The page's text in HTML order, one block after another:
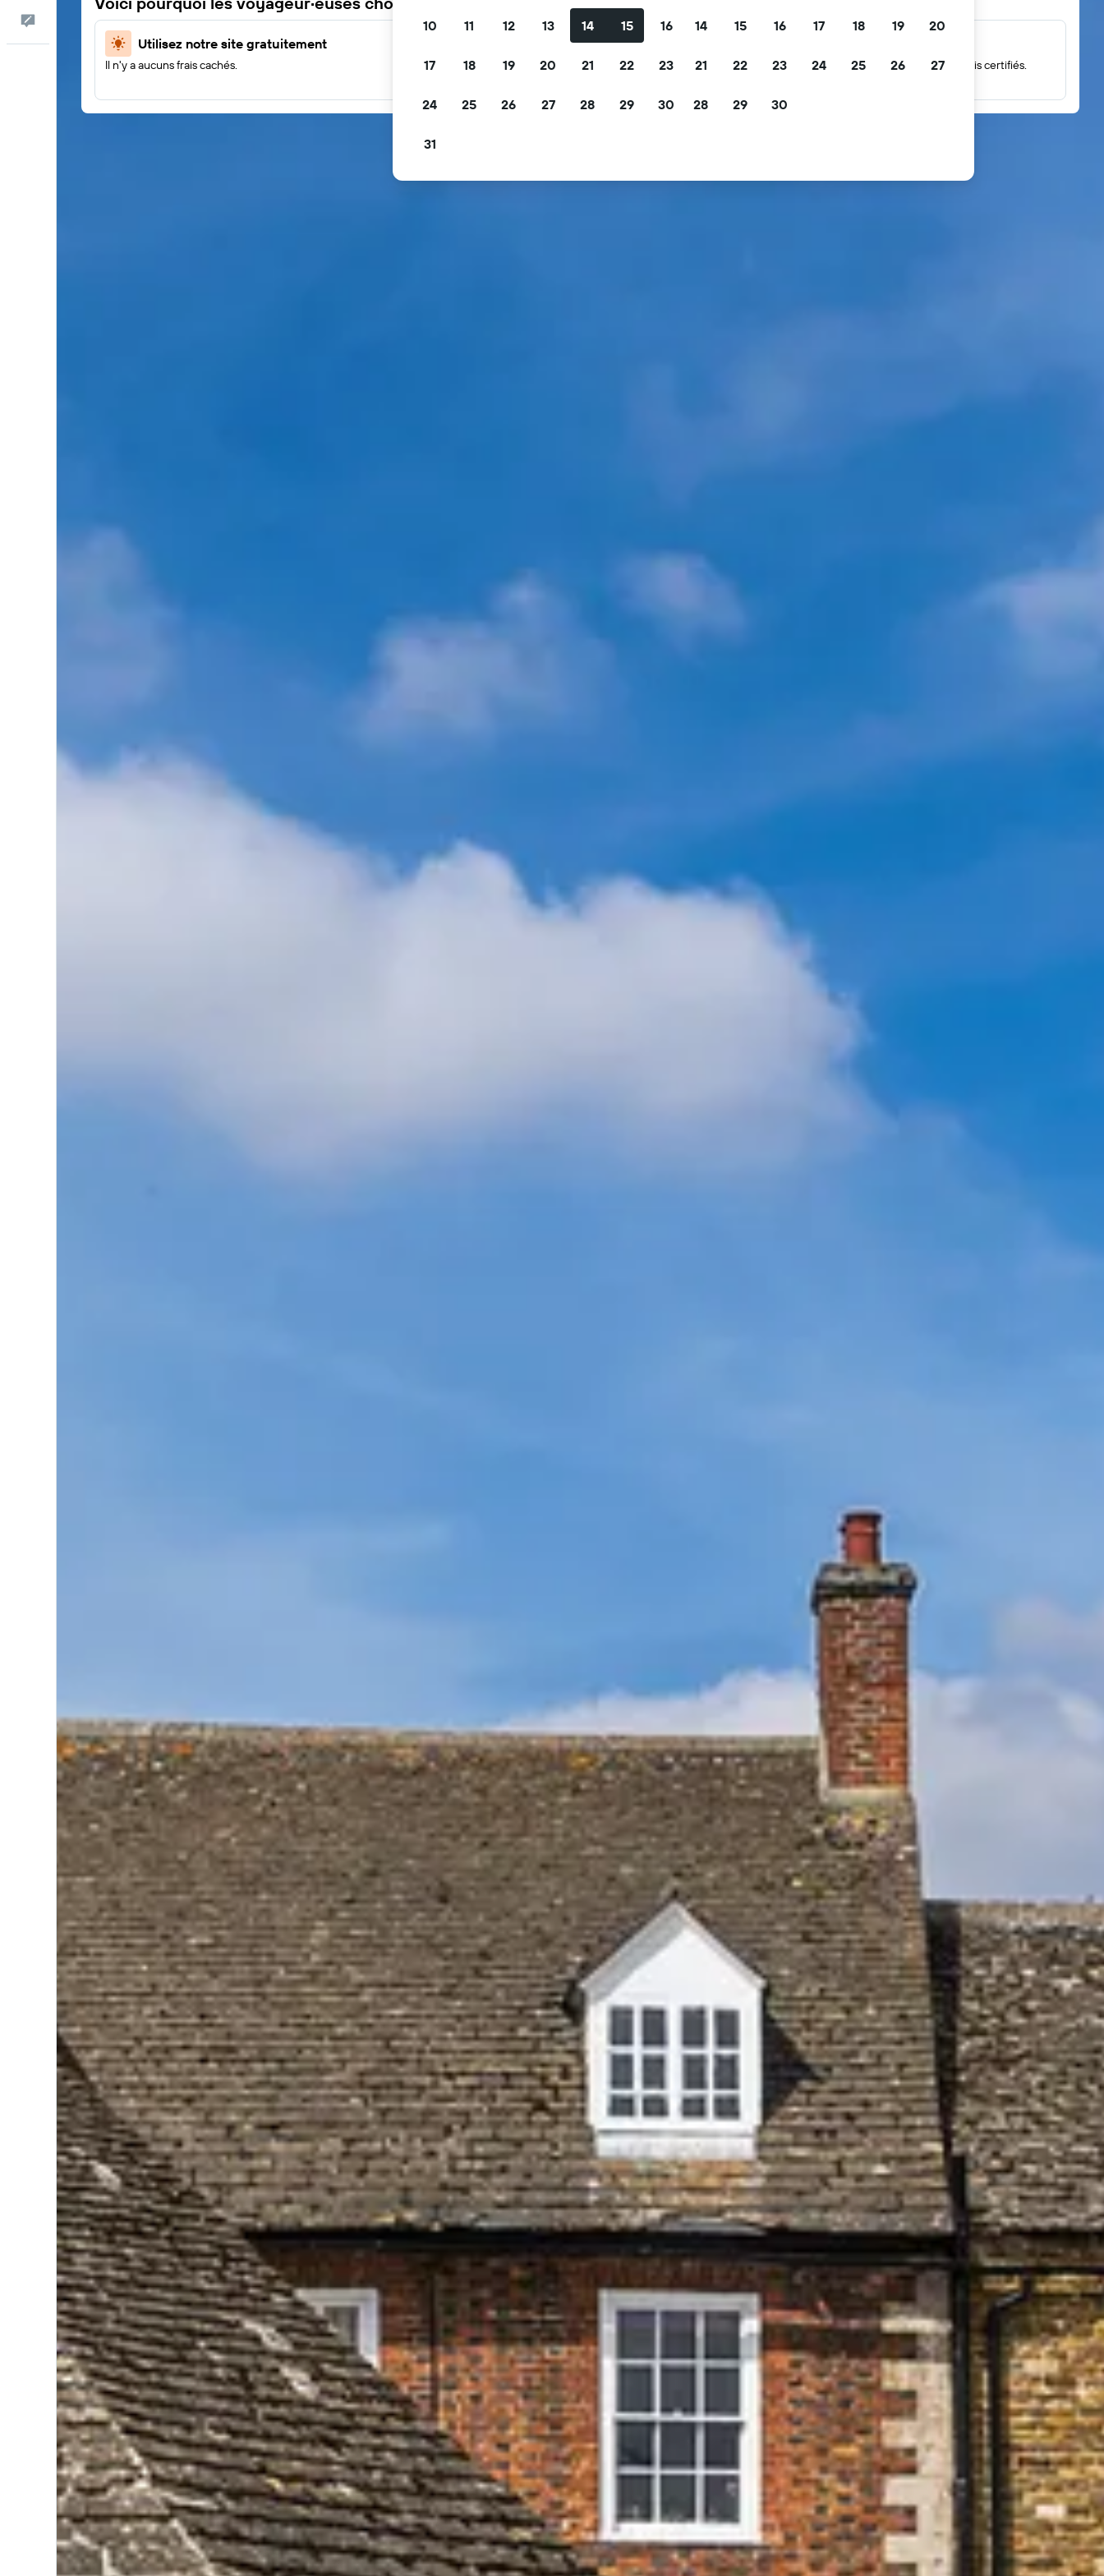
Commentaires
Utilisez notre site gratuitement
Il n'y a aucuns frais cachés.
Filtrez par annulation gratuite, petit déjeuner gratuit et
Consultez des notes issues de millions d’avis certifiés.
10 11 12 13 14 15 16
17 18 19 20 21 22 23
24 25 26 27 28 29 30
31
14 15 16 17 18 19 20
21 22 23 24 25 26 27
28 29 30